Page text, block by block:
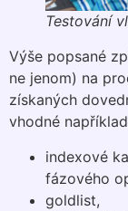
Testování
Výše popsané
ne jenom) na
získaných
vhodné
indexové
fázového
goldlist,